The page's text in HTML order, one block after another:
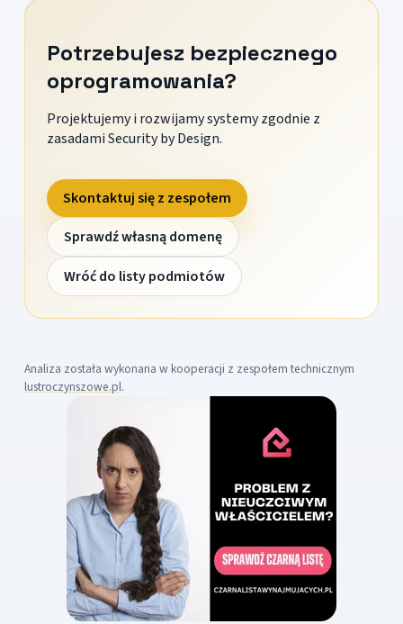
Potrzebujesz bezpiecznego
oprogramowania?
Projektujemy i rozwijamy systemy zgodnie z
zasadami Security by Design.
Skontaktuj się z zespołem
Sprawdź własną domenę
Wróć do listy podmiotów
Analiza została wykonana w kooperacji z zespołem technicznym
lustroczynszowe.pl.